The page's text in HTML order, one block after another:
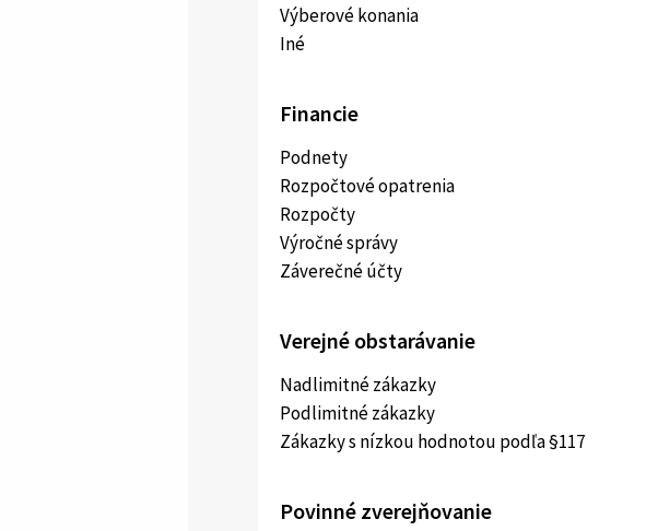
Výberové konania
Iné
Financie
Podnety
Rozpočtové opatrenia
Rozpočty
Výročné správy
Záverečné účty
Verejné obstarávanie
Nadlimitné zákazky
Podlimitné zákazky
Zákazky s nízkou hodnotou podľa §117
Povinné zverejňovanie